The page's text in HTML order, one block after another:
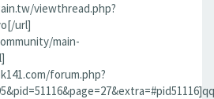
viewthread.php?
url]
main-
forum.php?